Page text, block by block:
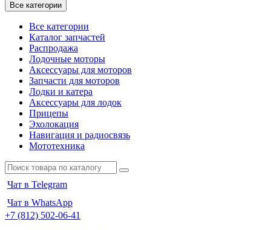
Все категории
Все категории
Каталог запчастей
Распродажа
Лодочные моторы
Аксессуары для моторов
Запчасти для моторов
Лодки и катера
Аксессуары для лодок
Прицепы
Эхолокация
Навигация и радиосвязь
Мототехника
Чат в Telegram
Чат в WhatsApp
+7 (812) 502-06-41